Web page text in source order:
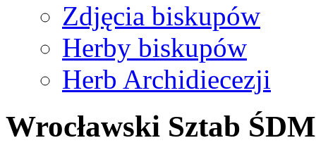
Zdjęcia biskupów
Herby biskupów
Herb Archidiecezji
Wrocławski Sztab